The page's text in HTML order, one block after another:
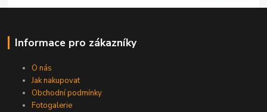
Informace pro zákazníky
O nás
Jak nakupovat
Obchodní podmínky
Fotogalerie